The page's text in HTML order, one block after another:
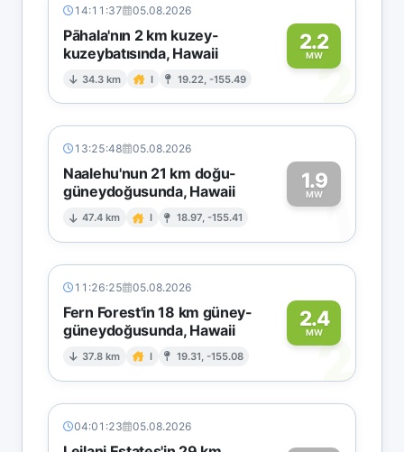
14:11:37 05.08.2026
Pāhala'nın 2 km kuzey-
kuzeybatısında, Hawaii
34.3 km I 19.22, -155.49
2.2
MW2
13:25:48 05.08.2026
Naalehu'nun 21 km doğu-
güneydoğusunda, Hawaii
47.4 km I 18.97, -155.41
1.9
MW1
11:26:25 05.08.2026
Fern Forest'in 18 km güney-
güneydoğusunda, Hawaii
37.8 km I 19.31, -155.08
2.4
MW
2
04:01:23 05.08.2026